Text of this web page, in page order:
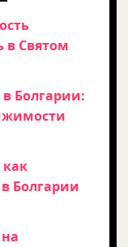
в Святом
Болгарии:
Болгарии